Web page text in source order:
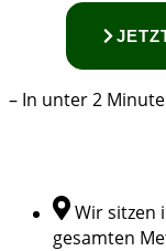
– In unter 2
Wir sitzen
gesamten